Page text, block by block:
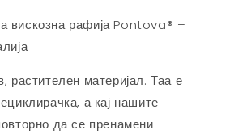
вискозна рафија Pontova® –
растителен материјал. Таа е
а кај нашите
да се пренамени